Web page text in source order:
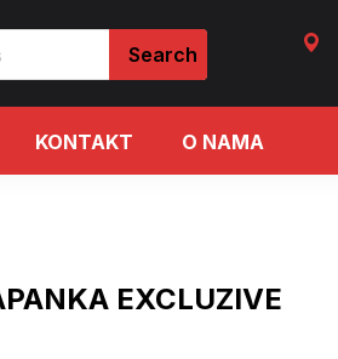
KONTAKT O NAMA
EXCLUZIVE